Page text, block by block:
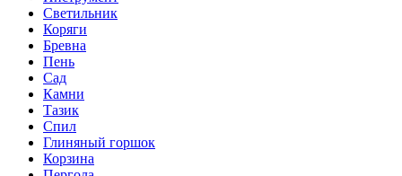
Светильник
Коряги
Бревна
Пень
Сад
Камни
Тазик
Спил
Глиняный горшок
Корзина